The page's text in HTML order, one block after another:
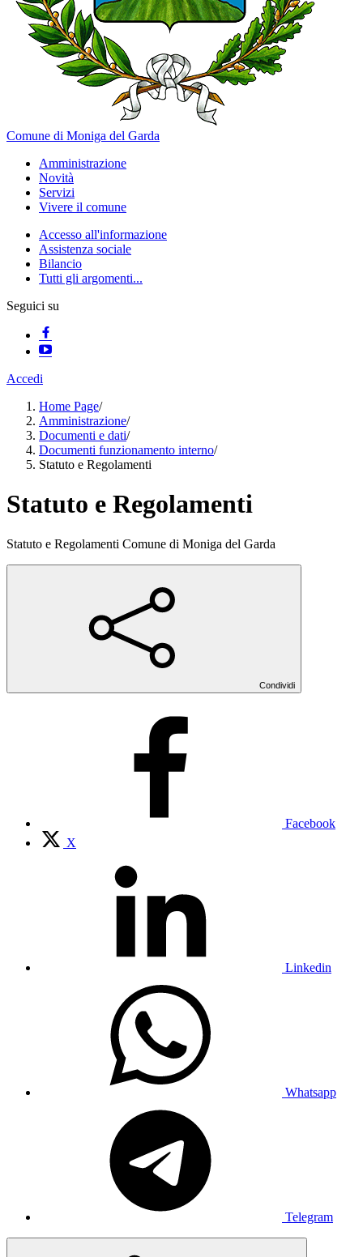
Comune di Moniga del Garda
Amministrazione
Novità
Servizi
Vivere il comune
Accesso all'informazione
Assistenza sociale
Bilancio
Tutti gli argomenti...
Seguici su
Accedi
Home Page/
Amministrazione/
Documenti e dati/
Documenti funzionamento interno/
Statuto e Regolamenti
Statuto e Regolamenti
Statuto e Regolamenti Comune di Moniga del Garda
Condividi
Facebook
X
Linkedin
Whatsapp
Telegram